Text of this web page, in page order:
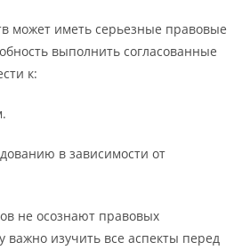
может иметь серьезные правовые
выполнить согласованные
к:
в зависимости от
не осознают правовых
важно изучить все аспекты перед